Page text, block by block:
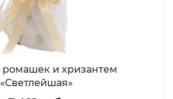
ромашек и хризантем
«Светлейшая»